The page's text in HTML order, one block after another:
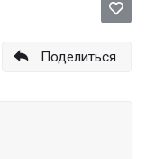
Поделиться